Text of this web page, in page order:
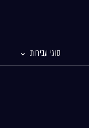
סוגי עבירות